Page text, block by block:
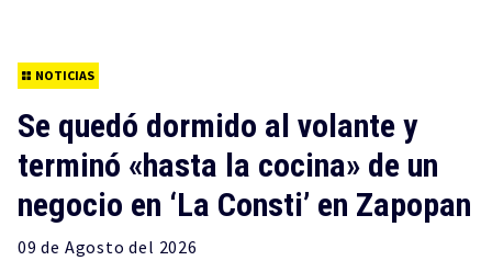
NOTICIAS
Se quedó dormido al volante y
terminó «hasta la cocina» de un
negocio en ‘La Consti’ en Zapopan
09 de Agosto del 2026